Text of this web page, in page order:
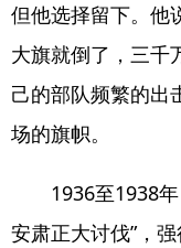
但他选择留下。他
大旗就倒了，三千
己的部队频繁的出
场的旗帜。
1936至1938
安肃正大讨伐”，